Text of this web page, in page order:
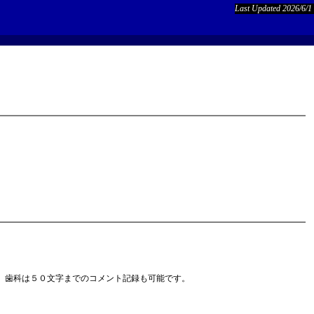
Last Updated 2026/6/1
科は５０文字までのコメント記録も可能です。